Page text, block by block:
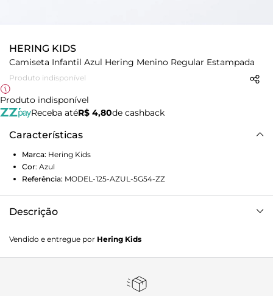
HERING KIDS
Camiseta Infantil Azul Hering Menino Regular Estampada
Produto indisponível
Produto indisponível
Receba atéR$ 4,80de cashback
Características
Marca: Hering Kids
Cor: Azul
Referência: MODEL-125-AZUL-5G54-ZZ
Descrição
Possui modelagem regular, levemente solta ao corpo,
decote redondo e estampa local. Detalhes da peça:Malha de
Vendido e entregue por Hering Kids